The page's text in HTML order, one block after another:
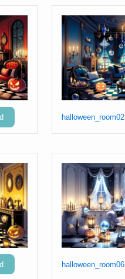
halloween_room02
halloween_room06